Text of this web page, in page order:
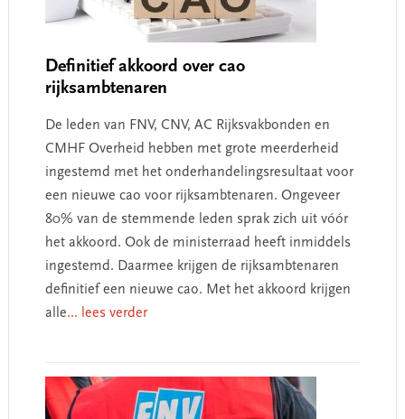
Definitief akkoord over cao
rijksambtenaren
De leden van FNV, CNV, AC Rijksvakbonden en
CMHF Overheid hebben met grote meerderheid
ingestemd met het onderhandelingsresultaat voor
een nieuwe cao voor rijksambtenaren. Ongeveer
80% van de stemmende leden sprak zich uit vóór
het akkoord. Ook de ministerraad heeft inmiddels
ingestemd. Daarmee krijgen de rijksambtenaren
definitief een nieuwe cao. Met het akkoord krijgen
alle... lees verder